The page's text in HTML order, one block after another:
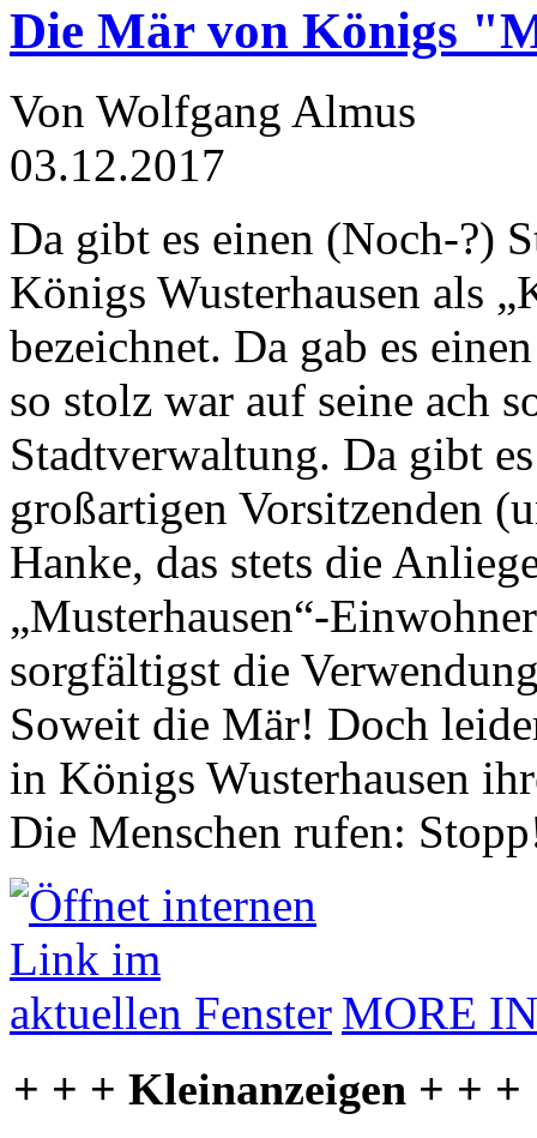
Die Mär von Königs
Von Wolfgang Almus
03.12.2017
Da gibt es einen (Noch-?)
Königs Wusterhausen als
bezeichnet. Da gab es
so stolz war auf seine ach
Stadtverwaltung. Da gibt
großartigen Vorsitzenden
Hanke, das stets die
„Musterhausen“-
sorgfältigst die
Soweit die Mär! Doch
in Königs Wusterhausen
Die Menschen rufen:
MORE
+ + + Kleinanzeigen + + +